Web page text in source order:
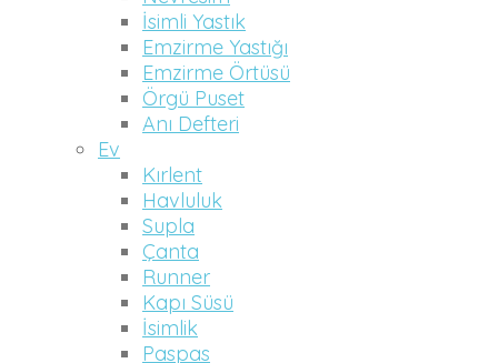
İsimli Yastık
Emzirme Yastığı
Emzirme Örtüsü
Örgü Puset
Anı Defteri
Ev
Kırlent
Havluluk
Supla
Çanta
Runner
Kapı Süsü
İsimlik
Paspas